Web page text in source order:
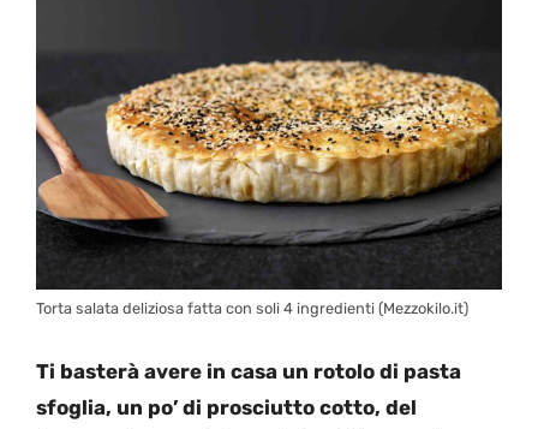
Torta salata deliziosa fatta con soli 4 ingredienti (Mezzokilo.it)
Ti basterà avere in casa un rotolo di pasta
sfoglia, un po’ di prosciutto cotto, del